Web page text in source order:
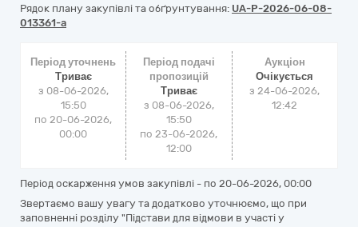
Рядок плану закупівлі та обґрунтування: UA-P-2026-06-08-
013361-a
Період уточнень
Триває
з 08-06-2026,
15:50
по 20-06-2026,
00:00
Період подачі
пропозицій
Триває
з 08-06-2026,
15:50
по 23-06-2026,
12:00
Аукціон
Очікується
з24-06-2026,
12:42
Період оскарження умов закупівлі - по 20-06-2026, 00:00
Звертаємо вашу увагу та додатково уточнюємо, що при
заповненні розділу "Підстави для відмови в участі у